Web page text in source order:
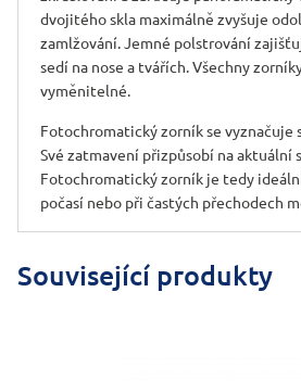
dvojitého skla maximálně zvyšuje
zamlžování. Jemné polstrování
sedí na nose a tvářích. Všechny
vyměnitelné.
Fotochromatický zorník se vyznačuje
Své zatmavení přizpůsobí na aktuální
Fotochromatický zorník je tedy
počasí nebo při častých přechodech
Související produkty